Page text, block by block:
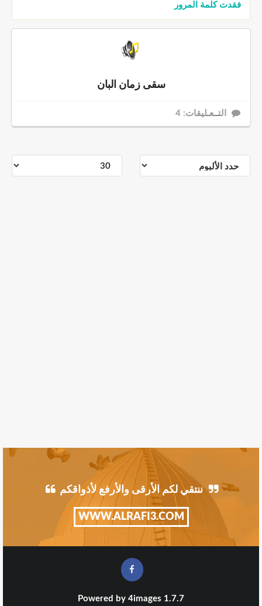
فقدت كلمة المرور
سقى زمان البان
التــعـليقات: 4
ننتقي لكم الأرقى والأرفع لأذواقكم
WWW.ALRAFI3.COM
Powered by 4images 1.7.7